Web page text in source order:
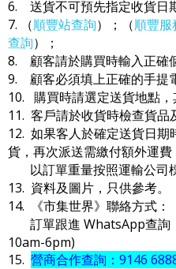
6. 送貨不可預先指定收貨日
7. （順豐站查詢）；（順豐服
查詢）；
8. 顧客請於購買時輸入正確
9. 顧客必須填上正確的手提
10. 購買時請選定送貨地點，
11. 客戶請於收貨時檢查貨品
12. 如果客人於確定送貨日期
貨，再次派送需繳付額外運費
以訂單重量按照運輸公司
13. 資料及圖片，只供參考。
14. 《市集世界》聯絡方式：
訂單跟進 WhatsApp查詢
10am-6pm)
15. 營商合作查詢：9146